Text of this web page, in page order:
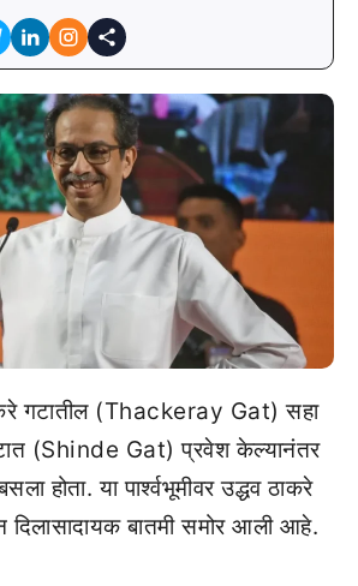
गटातील (Thackeray Gat) सहा
(Shinde Gat) प्रवेश केल्यानंतर
होता. या पार्श्वभूमीवर उद्धव ठाकरे
दिलासादायक बातमी समोर आली आहे.